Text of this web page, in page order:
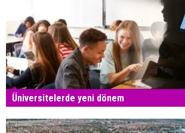
Üniversitelerde yeni dönem